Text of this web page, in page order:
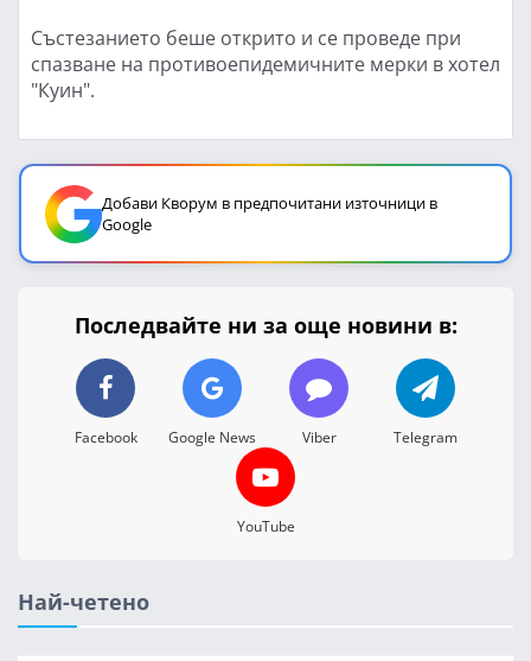
Състезанието беше открито и се проведе при
спазване на противоепидемичните мерки в хотел
"Куин".
Добави Кворум в предпочитани източници в
Google
Последвайте ни за още новини в:
Facebook Google News Viber Telegram
YouTube
Най-четено